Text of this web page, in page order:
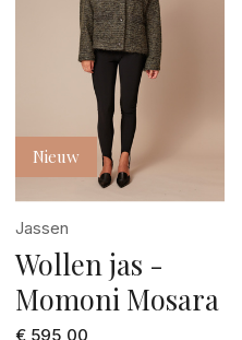
Nieuw
Jassen
Wollen jas -
Momoni Mosara
€ 595,00